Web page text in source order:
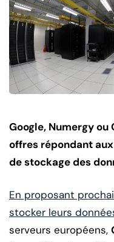
Google, Numergy
offres répondant
de stockage des
En proposant
stocker leurs
serveurs européens,